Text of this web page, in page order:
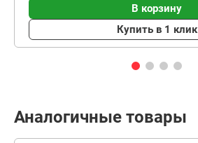
В корзину
Купить в 1 клик
Аналогичные товары